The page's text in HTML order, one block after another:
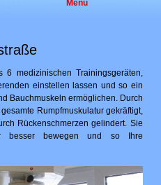
Menü
6 medizinischen Trainingsgeräten,
einstellen lassen und so ein
Bauchmuskeln ermöglichen. Durch
Rumpfmuskulatur gekräftigt,
Rückenschmerzen gelindert. Sie
besser bewegen und so Ihre